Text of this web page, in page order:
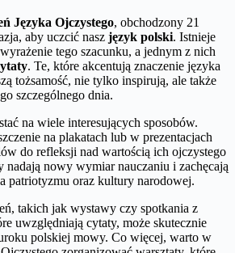
Języka Ojczystego, obchodzony 21
aby uczcić nasz język polski. Istnieje
tego szacunku, a jednym z nich
. Te, które akcentują znaczenie języka
tożsamość, nie tylko inspirują, ale także
szczególnego dnia.
na wiele interesujących sposobów.
na plakatach lub w prezentacjach
do refleksji nad wartością ich ojczystego
nowy wymiar nauczaniu i zachęcają
patriotyzmu oraz kultury narodowej.
takich jak wystawy czy spotkania z
uwzględniają cytaty, może skutecznie
polskiej mowy. Co więcej, warto w